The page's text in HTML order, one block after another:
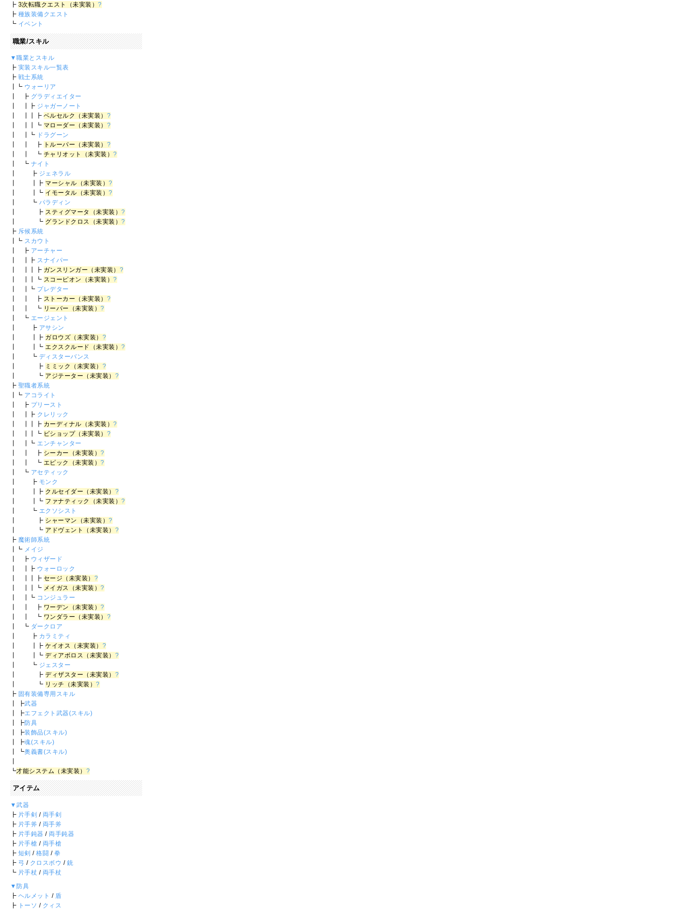
┣ 3次転職クエスト（未実装）?
┣ 種族装備クエスト
┗ イベント
職業/スキル
▼職業とスキル
┣ 実装スキル一覧表
┣ 戦士系統
┃┗ ウォーリア
┃ ┣ グラディエイター
┃ ┃┣ ジャガーノート
┃ ┃┃┣ ベルセルク（未実装） ?
┃ ┃┃┗ マローダー（未実装） ?
┃ ┃┗ ドラグーン
┃ ┃ ┣ トルーパー（未実装） ?
┃ ┃ ┗ チャリオット（未実装）?
┃ ┗ ナイト
┃ ┣ ジェネラル
┃ ┃┣ マーシャル（未実装）?
┃ ┃┗ イモータル（未実装）?
┃ ┗ パラディン
┃ ┣ スティグマータ（未実装）?
┃ ┗ グランドクロス（未実装）?
┣ 斥候系統
┃┗ スカウト
┃ ┣ アーチャー
┃ ┃┣ スナイパー
┃ ┃┃┣ ガンスリンガー（未実装） ?
┃ ┃┃┗ スコーピオン（未実装）?
┃ ┃┗ プレデター
┃ ┃ ┣ ストーカー（未実装） ?
┃ ┃ ┗ リーバー（未実装）?
┃ ┗ エージェント
┃ ┣ アサシン
┃ ┃┣ ガロウズ（未実装） ?
┃ ┃┗エクスクルード（未実装）?
┃ ┗ ディスターバンス
┃ ┣ ミミック（未実装） ?
┃ ┗ アジテーター（未実装） ?
┣ 聖職者系統
┃┗ アコライト
┃ ┣ プリースト
┃ ┃┣ クレリック
┃ ┃┃┣ カーディナル（未実装）?
┃ ┃┃┗ ビショップ（未実装） ?
┃ ┃┗ エンチャンター
┃ ┃ ┣ シーカー（未実装）?
┃ ┃ ┗ エピック（未実装）?
┃ ┗ アセティック
┃ ┣ モンク
┃ ┃┣ クルセイダー（未実装） ?
┃ ┃┗ ファナティック（未実装）?
┃ ┗ エクソシスト
┃ ┣ シャーマン（未実装）?
┃ ┗ アドヴェント（未実装） ?
┣ 魔術師系統
┃┗ メイジ
┃ ┣ ウィザード
┃ ┃┣ ウォーロック
┃ ┃┃┣ セージ（未実装） ?
┃ ┃┃┗ メイガス（未実装）?
┃ ┃┗ コンジュラー
┃ ┃ ┣ ワーデン（未実装）?
┃ ┃ ┗ ワンダラー（未実装） ?
┃ ┗ ダークロア
┃ ┣ カラミティ
┃ ┃┣ケイオス（未実装） ?
┃ ┃┗ディアボロス（未実装） ?
┃ ┗ ジェスター
┃ ┣ディザスター（未実装） ?
┃ ┗ リッチ（未実装）?
┣ 固有装備専用スキル
┃ ┣武器
┃ ┣エフェクト武器(スキル)
┃ ┣防具
┃ ┣装飾品(スキル)
┃ ┣魂(スキル)
┃ ┗奥義書(スキル)
┗才能システム（未実装） ?
アイテム
▼武器
┣ 片手剣 / 両手剣
┣ 片手斧 / 両手斧
┣ 片手鈍器 / 両手鈍器
┣ 片手槍 / 両手槍
┣ 短剣 /格闘 / 拳
┣ 弓 / クロスボウ / 銃
┗ 片手杖 / 両手杖
▼防具
┣ ヘルメット / 盾
┣ トーソ / クィス